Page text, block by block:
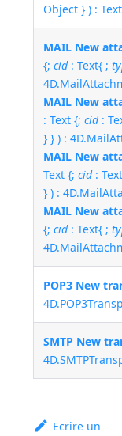
Object } ) : Text
MAIL New
{;cid: Text{ ;
MAIL New
: Text {;cid:
} } ) :
MAIL New
Text {;cid:
} ) :
MAIL New
{;cid: Text{ ;
POP3 New
SMTP New
Ecrire un